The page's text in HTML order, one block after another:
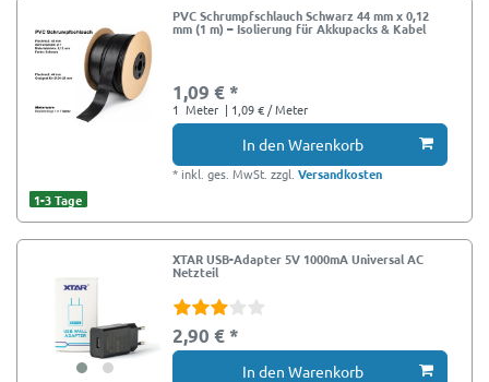
PVC Schrumpfschlauch Schwarz 44 mm x 0,12
mm (1 m) – Isolierung für Akkupacks & Kabel
1,09 € *
1 Meter | 1,09 € / Meter
In den Warenkorb
* inkl. ges. MwSt. zzgl.Versandkosten
1-3 Tage
XTAR USB-Adapter 5V 1000mA Universal AC
Netzteil
2,90 € *
In den Warenkorb